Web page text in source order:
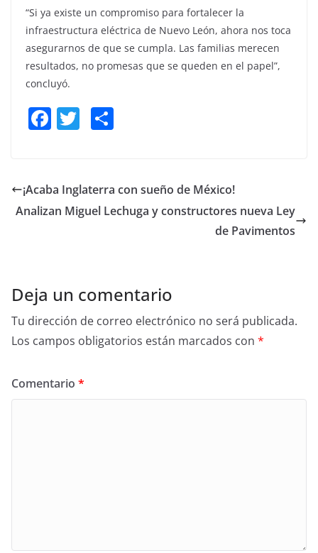
“Si ya existe un compromiso para fortalecer la
infraestructura eléctrica de Nuevo León, ahora nos toca
asegurarnos de que se cumpla. Las familias merecen
resultados, no promesas que se queden en el papel”,
concluyó.
F
e
b
T
er e
¡Acaba Inglaterra con sueño de México!
Analizan Miguel Lechuga y constructores nueva Ley
de Pavimentos
Deja un comentario
Tu dirección de correo electrónico no será publicada.
Los campos obligatorios están marcados con *
Comentario *